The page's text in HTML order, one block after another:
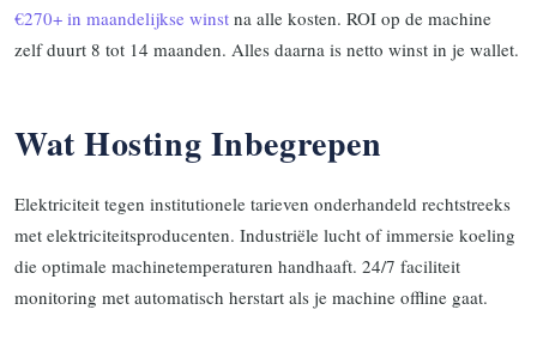
€270+ in maandelijkse winst na alle kosten. ROI op de machine
zelf duurt 8 tot 14 maanden. Alles daarna is netto winst in je wallet.
Wat Hosting Inbegrepen
Elektriciteit tegen institutionele tarieven onderhandeld rechtstreeks
met elektriciteitsproducenten. Industriële lucht of immersie koeling
die optimale machinetemperaturen handhaaft. 24/7 faciliteit
monitoring met automatisch herstart als je machine offline gaat.